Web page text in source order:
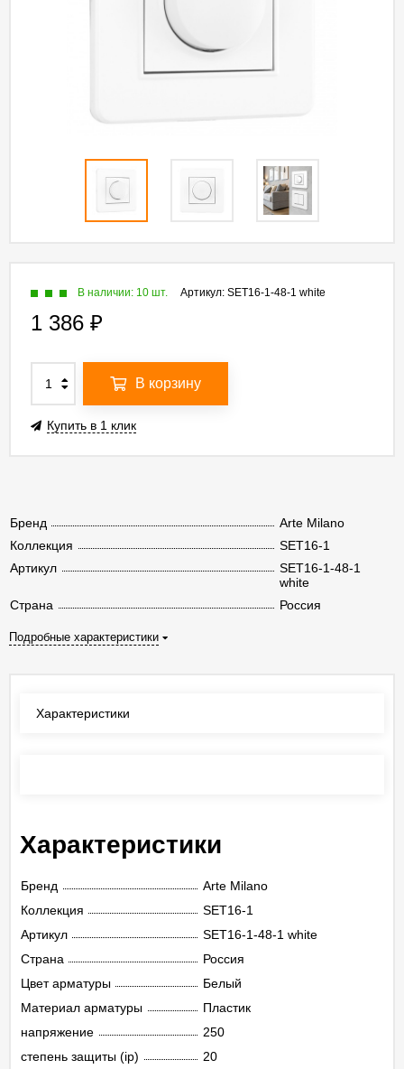
Бренд
Arte Milano
Коллекция
SET16-1
Артикул
SET16-1-48-1
white
Страна
Россия
Подробные характеристики
Артикул: SET16-1-48-1 white
В наличии: 10 шт.
1 386 ₽
В корзину
Купить в 1 клик
Характеристики
Характеристики
Бренд
Arte Milano
Коллекция
SET16-1
Артикул
SET16-1-48-1 white
Страна
Россия
Цвет арматуры
Белый
Материал арматуры
Пластик
напряжение
250
степень защиты (ip)
20